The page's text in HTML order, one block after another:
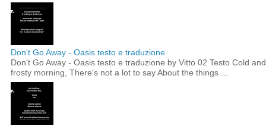
Don't Go Away - Oasis testo e traduzione
Don't Go Away - Oasis testo e traduzione by Vitto 02 Testo Cold and
frosty morning, There's not a lot to say About the things ...